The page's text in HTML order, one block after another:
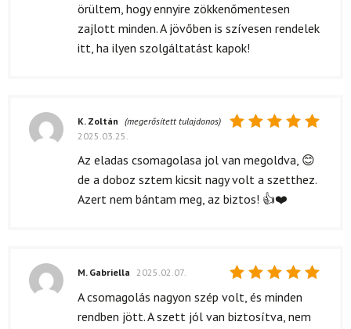
örültem, hogy ennyire zökkenőmentesen
zajlott minden. A jövőben is szívesen rendelek
itt, ha ilyen szolgáltatást kapok!
5 / 5
K. Zoltán (megerősített tulajdonos)
2025.03.25.
Az eladas csomagolasa jol van megoldva, 😊
de a doboz sztem kicsit nagy volt a szetthez.
Azert nem bántam meg, az biztos! 👍❤️
Értékelés:
/ 5
M. Gabriella 2025.02.07.
A csomagolás nagyon szép volt, és minden
rendben jött. A szett jól van biztosítva, nem